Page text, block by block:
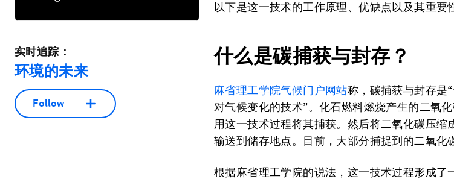
实时追踪：
环境的未来
Follow
以下是这一技术的工作原理、优缺点以及其重要
什么是碳捕获与封存？
麻省理工学院气候门户网站称，碳捕获与封存是
对气候变化的技术”。化石燃料燃烧产生的二氧
用这一技术过程将其捕获。然后将二氧化碳压缩
输送到储存地点。目前，大部分捕捉到的二氧化
根据麻省理工学院的说法，这一技术过程形成了